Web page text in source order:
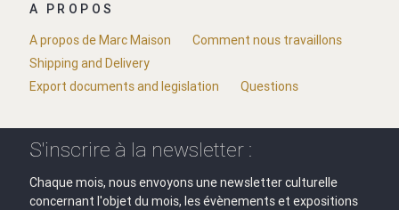
A PROPOS
A propos de Marc Maison
Comment nous travaillons
Shipping and Delivery
Export documents and legislation
Questions
S'inscrire à la newsletter :
Chaque mois, nous envoyons une newsletter culturelle
concernant l'objet du mois, les évènements et expositions